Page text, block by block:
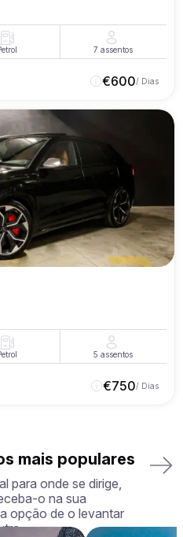
7 assentos
€600/ Dias
5 assentos
€750/ Dias
mais populares
para onde se dirige,
o na sua
opção de o levantar